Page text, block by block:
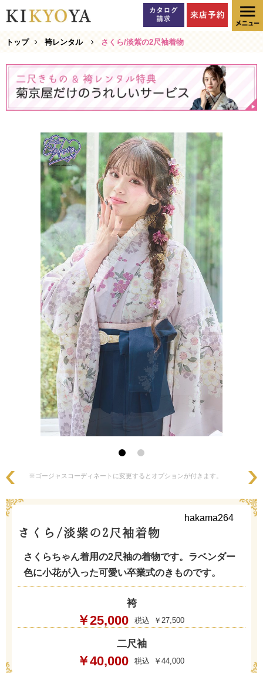
トップ 袴レンタル さくら/淡紫の2尺袖着物
※ゴージャスコーディネートに変更するとオプションが付きます。
hakama264
さくら/淡紫の2尺袖着物
さくらちゃん着用の2尺袖の着物です。ラベンダー
色に小花が入った可愛い卒業式のきものです。
袴
￥25,000 ￥27,500
二尺袖
￥40,000 ￥44,000